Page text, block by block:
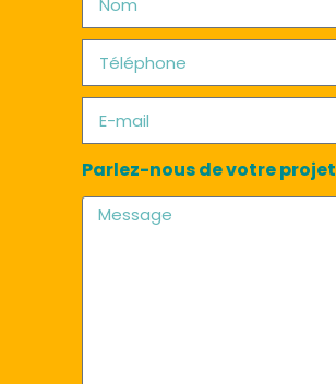
Parlez-nous de votre projet